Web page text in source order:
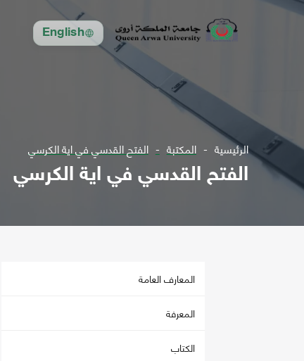
English
الرئيسية المكتبة الفتح القدسي في اية الكرسي
الفتح القدسي في اية الكرسي
المعارف العامة
المعرفة
الكتاب